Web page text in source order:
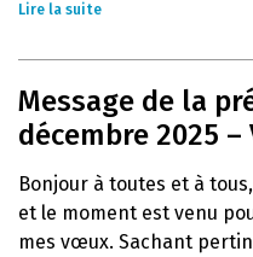
Lire la suite
Message de la
décembre 2025
Bonjour à toutes et à
et le moment est venu
mes vœux. Sachant